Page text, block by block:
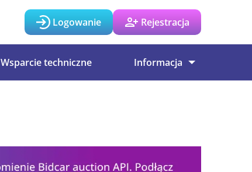
Logowanie Rejestracja
Wsparcie techniczne Informacja